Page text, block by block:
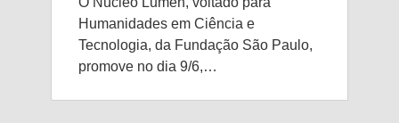
Humanidades em Ciência e
Tecnologia, da Fundação São Paulo,
promove no dia 9/6,…